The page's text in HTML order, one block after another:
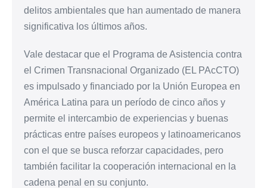
delitos ambientales que han aumentado de manera
significativa los últimos años.
Vale destacar que el Programa de Asistencia contra
el Crimen Transnacional Organizado (EL PAcCTO)
es impulsado y financiado por la Unión Europea en
América Latina para un período de cinco años y
permite el intercambio de experiencias y buenas
prácticas entre países europeos y latinoamericanos
con el que se busca reforzar capacidades, pero
también facilitar la cooperación internacional en la
cadena penal en su conjunto.